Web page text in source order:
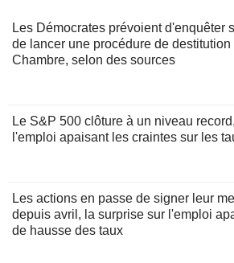
Les Démocrates prévoient d'enquêter
de lancer une procédure de
Chambre, selon des sources
Le S&P 500 clôture à un niveau
l'emploi apaisant les craintes sur les
Les actions en passe de signer leur
depuis avril, la surprise sur l'emploi
de hausse des taux